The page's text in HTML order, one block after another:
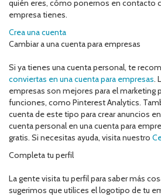
quién eres, cómo ponernos en contacto
empresa tienes.
Crea una cuenta
Cambiar a una cuenta para empresas
Si ya tienes una cuenta personal, te
conviertas en una cuenta para empresas.
empresas son mejores para el marketing
funciones, como Pinterest Analytics.
cuenta de este tipo para crear anuncios
cuenta personal en una cuenta para
gratis. Si necesitas ayuda, visita nuestro
Completa tu perfil
La gente visita tu perfil para saber más
sugerimos que utilices el logotipo de tu